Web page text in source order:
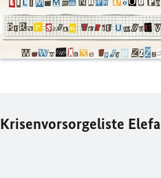
Krisenvorsorgeliste